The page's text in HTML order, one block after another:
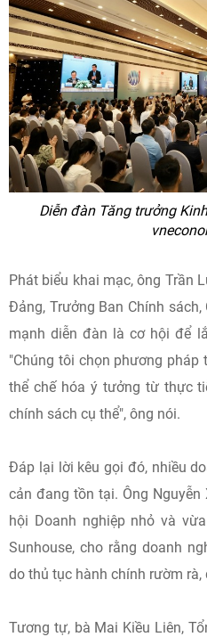
Diễn đàn Tăng trưởng
Phát biểu khai mạc, ông Trần
Đảng, Trưởng Ban Chính
mạnh diễn đàn là cơ hội để
"Chúng tôi chọn phương
thể chế hóa ý tưởng từ thực
chính sách cụ thể", ông nói.
Đáp lại lời kêu gọi đó, nhiều
cản đang tồn tại. Ông Nguyễn
hội Doanh nghiệp nhỏ và
Sunhouse, cho rằng doanh
do thủ tục hành chính rườm rà,
Tương tự, bà Mai Kiều Liên,